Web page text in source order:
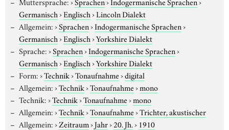
Germanisch›Englisch›Lincoln Dialekt
Allgemein:›Sprachen›Indogermanische Sprachen›
Germanisch›Englisch›Yorkshire Dialekt
Sprache:›Sprachen›Indogermanische Sprachen›
Germanisch›Englisch›Yorkshire Dialekt
Form:›Technik›Tonaufnahme›digital
Allgemein:›Technik›Tonaufnahme›mono
Technik:›Technik›Tonaufnahme›mono
Allgemein:›Technik›Tonaufnahme›Trichter, akustischer
Allgemein:›Zeitraum›Jahr›20. Jh.› 1910